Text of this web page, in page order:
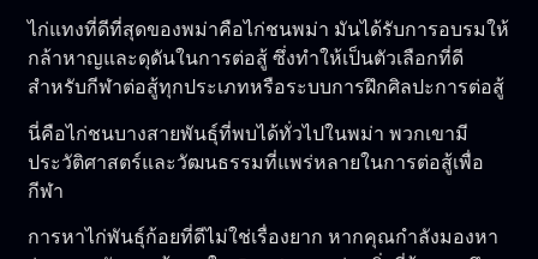
ไก่แทงที่ดีที่สุดของพม่าคือไก่ชนพม่า มันได้รับการอบรมให้
กล้าหาญและดุดันในการต่อสู้ ซึ่งทำให้เป็นตัวเลือกที่ดี
สำหรับกีฬาต่อสู้ทุกประเภทหรือระบบการฝึกศิลปะการต่อสู้
นี่คือไก่ชนบางสายพันธุ์ที่พบได้ทั่วไปในพม่า พวกเขามี
ประวัติศาสตร์และวัฒนธรรมที่แพร่หลายในการต่อสู้เพื่อ
กีฬา
การหาไก่พันธุ์ก้อยที่ดีไม่ใช่เรื่องยาก หากคุณกำลังมองหา